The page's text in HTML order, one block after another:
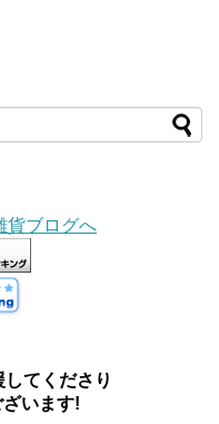
してくださり
います!